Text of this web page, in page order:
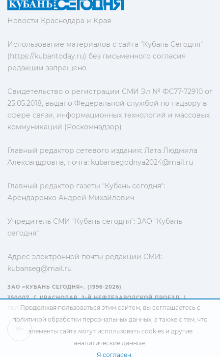
Новости Краснодара и Края
Использование материалов с сайта "Кубань Сегодня"
(https://kubantoday.ru) без письменного согласия
редакции запрещено
Свидетельство о регистрации СМИ Эл № ФС77-72910 от
25.05.2018, выдано Федеральной службой по надзору в
сфере связи, информационных технологий и массовых
коммуникаций (Роскомнадзор)
Главный редактор сетевого издания: Лата Людмила
Александровна, почта: kubansegodnya2024@mail.ru
Главный редактор газеты "Кубань сегодня":
Арендаренко Андрей Михайлович
Учредитель СМИ "Кубань сегодня": ЗАО "Кубань
сегодня"
Адрес электронной почты редакции СМИ:
kubanseg@mail.ru
ЗАО «КУБАНЬ СЕГОДНЯ». (1996-2026)
350007, Г. КРАСНОДАР, 2-Й НЕФТЕЗАВОДСКОЙ ПРОЕЗД, 1
ТЕЛ.: +7(861) 267-15-15
Продолжая пользоваться этим сайтом, вы соглашаетесь с
политикой обработки персональных данных, а также с тем, что
элементы сайта могут использовать cookies и другие
аналитические данные.
Я согласен